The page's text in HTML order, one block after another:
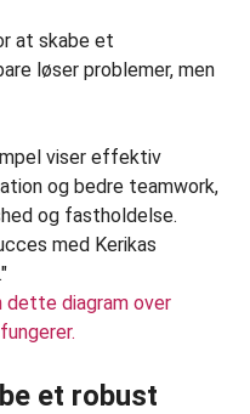
at skabe et
løser problemer, men
dette diagram over
et robust